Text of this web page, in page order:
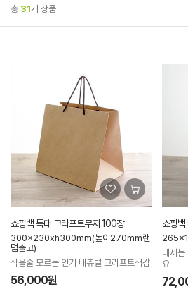
총 31개 상품
쇼핑백 특대 크라프트무지 100장
300x230xh300mm(높이270mm랜
덤출고)
식을줄 모르는 인기 내츄럴 크라프트색감
56,000원
쇼핑
대세는
요